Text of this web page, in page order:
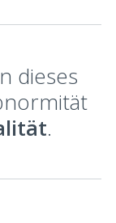
dieses
.